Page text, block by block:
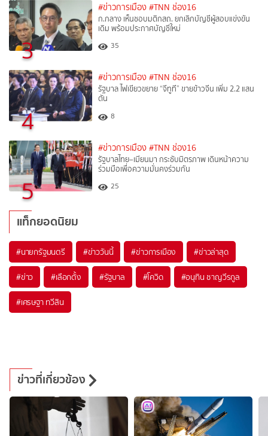
3
#ข่าวการเมือง #TNN ช่อง16
ก.กลาง เห็นชอบมติกสถ. ยกเลิกบัญชีผู้สอบแข่งขัน
เดิม พร้อมประกาศบัญชีใหม่
35
4
#ข่าวการเมือง #TNN ช่อง16
รัฐบาล ไฟเขียวขยาย “จีทูที” ขายข้าวจีน เพิ่ม 2.2 แสน
ตัน
8
5
#ข่าวการเมือง #TNN ช่อง16
รัฐบาลไทย–เมียนมา กระชับมิตรภาพ เดินหน้าความ
ร่วมมือเพื่อความมั่นคงร่วมกัน
25
แท็กยอดนิยม
#นายกรัฐมนตรี #ข่าววันนี้ #ข่าวการเมือง #ข่าวล่าสุด
#ข่าว #เลือกตั้ง #รัฐบาล #โควิด #อนุทิน ชาญวีรกูล
#เศรษฐา ทวีสิน
ข่าวที่เกี่ยวข้อง